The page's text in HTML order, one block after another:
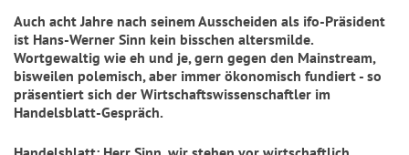
Auch acht Jahre nach seinem Ausscheiden als ifo-Präsident
ist Hans-Werner Sinn kein bisschen altersmilde.
Wortgewaltig wie eh und je, gern gegen den Mainstream,
bisweilen polemisch, aber immer ökonomisch fundiert - so
präsentiert sich der Wirtschaftswissenschaftler im
Handelsblatt-Gespräch.